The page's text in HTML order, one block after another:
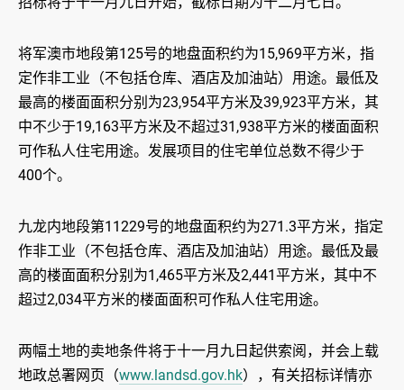
将军澳市地段第125号的地盘面积约为15,969平方米，指
定作非工业（不包括仓库、酒店及加油站）用途。最低及
最高的楼面面积分别为23,954平方米及39,923平方米，其
中不少于19,163平方米及不超过31,938平方米的楼面面积
可作私人住宅用途。发展项目的住宅单位总数不得少于
400个。
九龙内地段第11229号的地盘面积约为271.3平方米，指定
作非工业（不包括仓库、酒店及加油站）用途。最低及最
高的楼面面积分别为1,465平方米及2,441平方米，其中不
超过2,034平方米的楼面面积可作私人住宅用途。
两幅土地的卖地条件将于十一月九日起供索阅，并会上载
地政总署网页（www.landsd.gov.hk），有关招标详情亦